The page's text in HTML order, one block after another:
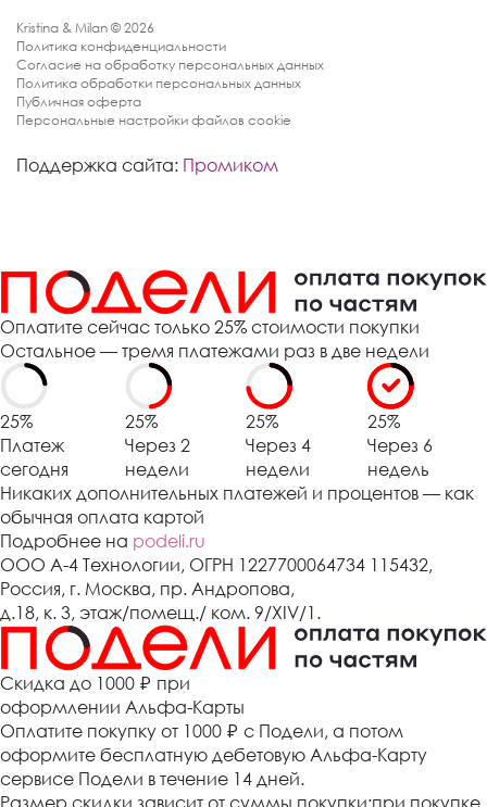
Kristina & Milan © 2026
Политика конфиденциальности
Согласие на обработку персональных данных
Политика обработки персональных данных
Публичная оферта
Персональные настройки файлов cookie
Поддержка сайта: Промиком
Оплатите сейчас только 25% стоимости покупки
Остальное — тремя платежами раз в две недели
25%
Платеж
сегодня
25%
Через 2
недели
25%
Через 4
недели
25%
Через 6
недель
Никаких дополнительных платежей и процентов — как
обычная оплата картой
Подробнее на podeli.ru
ООО А-4 Технологии, ОГРН 1227700064734 115432,
Россия, г. Москва, пр. Андропова,
д.18, к. 3, этаж/помещ./ ком. 9/XIV/1.
Cкидка до 1000 ₽ при
оформлении Альфа-Карты
Оплатите покупку от 1000 ₽ с Подели, а потом
оформите бесплатную дебетовую Альфа-Карту
сервисе Подели в течение 14 дней.
Размер скидки зависит от суммы покупки:при покупке